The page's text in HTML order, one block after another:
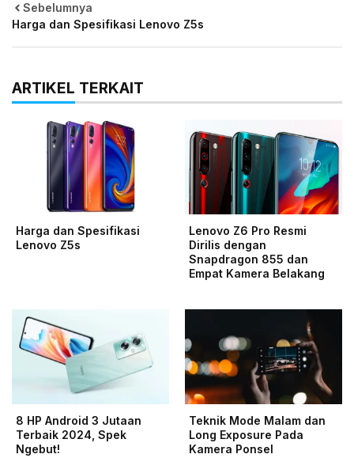
Sebelumnya
Harga dan Spesifikasi Lenovo Z5s
ARTIKEL TERKAIT
Harga dan Spesifikasi
Lenovo Z5s
Lenovo Z6 Pro Resmi
Dirilis dengan
Snapdragon 855 dan
Empat Kamera Belakang
8 HP Android 3 Jutaan
Terbaik 2024, Spek
Ngebut!
Teknik Mode Malam dan
Long Exposure Pada
Kamera Ponsel